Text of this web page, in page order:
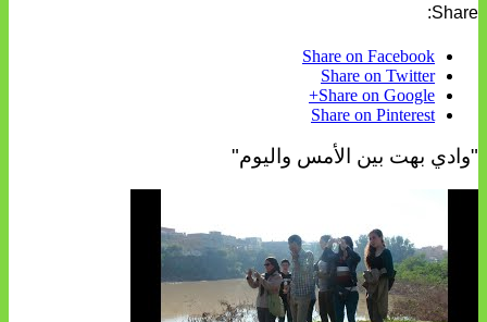
Share:
Share on Facebook
Share on Twitter
Share on Google+
Share on Pinterest
"وادي بهت بين الأمس واليوم"